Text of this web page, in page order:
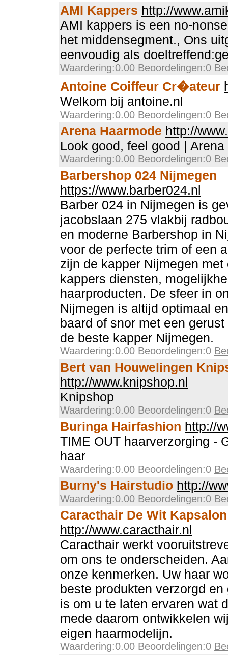
AMI Kappers http://
AMI kappers is een no-
het middensegment., Ons
eenvoudig als
Waardering:0.00 Beoordelingen:0
Antoine Coiffeur Cr�ateur
Welkom bij antoine.nl
Waardering:0.00 Beoordelingen:0
Arena Haarmode http://
Look good, feel good |
Waardering:0.00 Beoordelingen:0
Barbershop 024 Nijmegen
https://www.barber024.nl
Barber 024 in Nijmegen is
jacobslaan 275 vlakbij
en moderne Barbershop in
voor de perfecte trim of een
zijn de kapper Nijmegen
kappers diensten,
haarproducten. De sfeer in
Nijmegen is altijd optimaal
baard of snor met een
de beste kapper Nijmegen.
Waardering:0.00 Beoordelingen:0
Bert van Houwelingen
http://www.knipshop.nl
Knipshop
Waardering:0.00 Beoordelingen:0
Buringa Hairfashion http://
TIME OUT haarverzorging -
haar
Waardering:0.00 Beoordelingen:0
Burny's Hairstudio http://
Waardering:0.00 Beoordelingen:0
Caracthair De Wit Kapsalon
http://www.caracthair.nl
Caracthair werkt
om ons te onderscheiden.
onze kenmerken. Uw haar
beste produkten verzorgd
is om u te laten ervaren wat
mede daarom ontwikkelen
eigen haarmodelijn.
Waardering:0.00 Beoordelingen:0